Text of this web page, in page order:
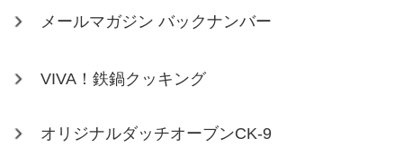
メールマガジン バックナンバー
VIVA！鉄鍋クッキング
オリジナルダッチオーブンCK-9